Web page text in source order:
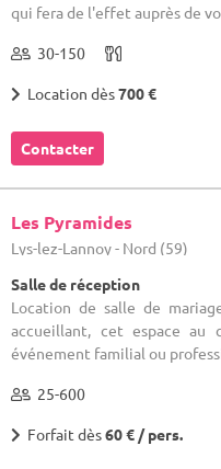
qui fera de l'effet auprès de
30-150
Location dès700 €
Contacter
Les Pyramides
Lys-lez-Lannoy - Nord (59)
Salle de réception
Location de salle de
accueillant, cet espace
événement familial ou
25-600
Forfait dès60 € / pers.